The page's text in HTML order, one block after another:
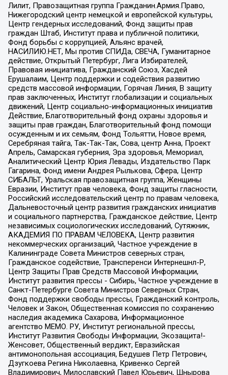
Лилит, Правозащитная группа Гражданин.Армия.Право,
Нижегородский центр немецкой и европейской культуры,
Центр гендерных исследований, Фонд защиты прав
граждан Штаб, Институт права и публичной политики,
Фонд борьбы с коррупцией, Альянс врачей,
НАСИЛИЮ.НЕТ, Мы против СПИДа, СВЕЧА, Гуманитарное
действие, Открытый Петербург, Лига Избирателей,
Правовая инициатива, Гражданский Союз, Хасдей
Ерушалаим, Центр поддержки и содействия развитию
средств массовой информации, Горячая Линия, В защиту
прав заключенных, Институт глобализации и социальных
движений, Центр социально-информационных инициатив
Действие, Благотворительный фонд охраны здоровья и
защиты прав граждан, Благотворительный фонд помощи
осужденным и их семьям, Фонд Тольятти, Новое время,
Серебряная тайга, Так-Так-Так, Сова, центр Анна, Проект
Апрель, Самарская губерния, Эра здоровья, Мемориал,
Аналитический Центр Юрия Левады, Издательство Парк
Гагарина, Фонд имени Андрея Рылькова, Сфера, Центр
СИБАЛЬТ, Уральская правозащитная группа, Женщины
Евразии, Институт прав человека, Фонд защиты гласности,
Российский исследовательский центр по правам человека,
Дальневосточный центр развития гражданских инициатив
и социального партнерства, Гражданское действие, Центр
независимых социологических исследований, Сутяжник,
АКАДЕМИЯ ПО ПРАВАМ ЧЕЛОВЕКА, Центр развития
некоммерческих организаций, Частное учреждение в
Калининграде Совета Министров северных стран,
Гражданское содействие, Трансперенси Интернешнл-Р,
Центр Защиты Прав Средств Массовой Информации,
Институт развития прессы - Сибирь, Частное учреждение в
Санкт-Петербурге Совета Министров Северных Стран,
Фонд поддержки свободы прессы, Гражданский контроль,
Человек и Закон, Общественная комиссия по сохранению
наследия академика Сахарова, Информационное
агентство МЕМО. РУ, Институт региональной прессы,
Институт Развития Свободы Информации, Экозащита!-
Женсовет, Общественный вердикт, Евразийская
антимонопольная ассоциация, Бедушев Петр Петрович,
Дзугкоева Регина Николаевна, Кривенко Сергей
Владимирович, Милославский Павел Юрьевич, Шнырова